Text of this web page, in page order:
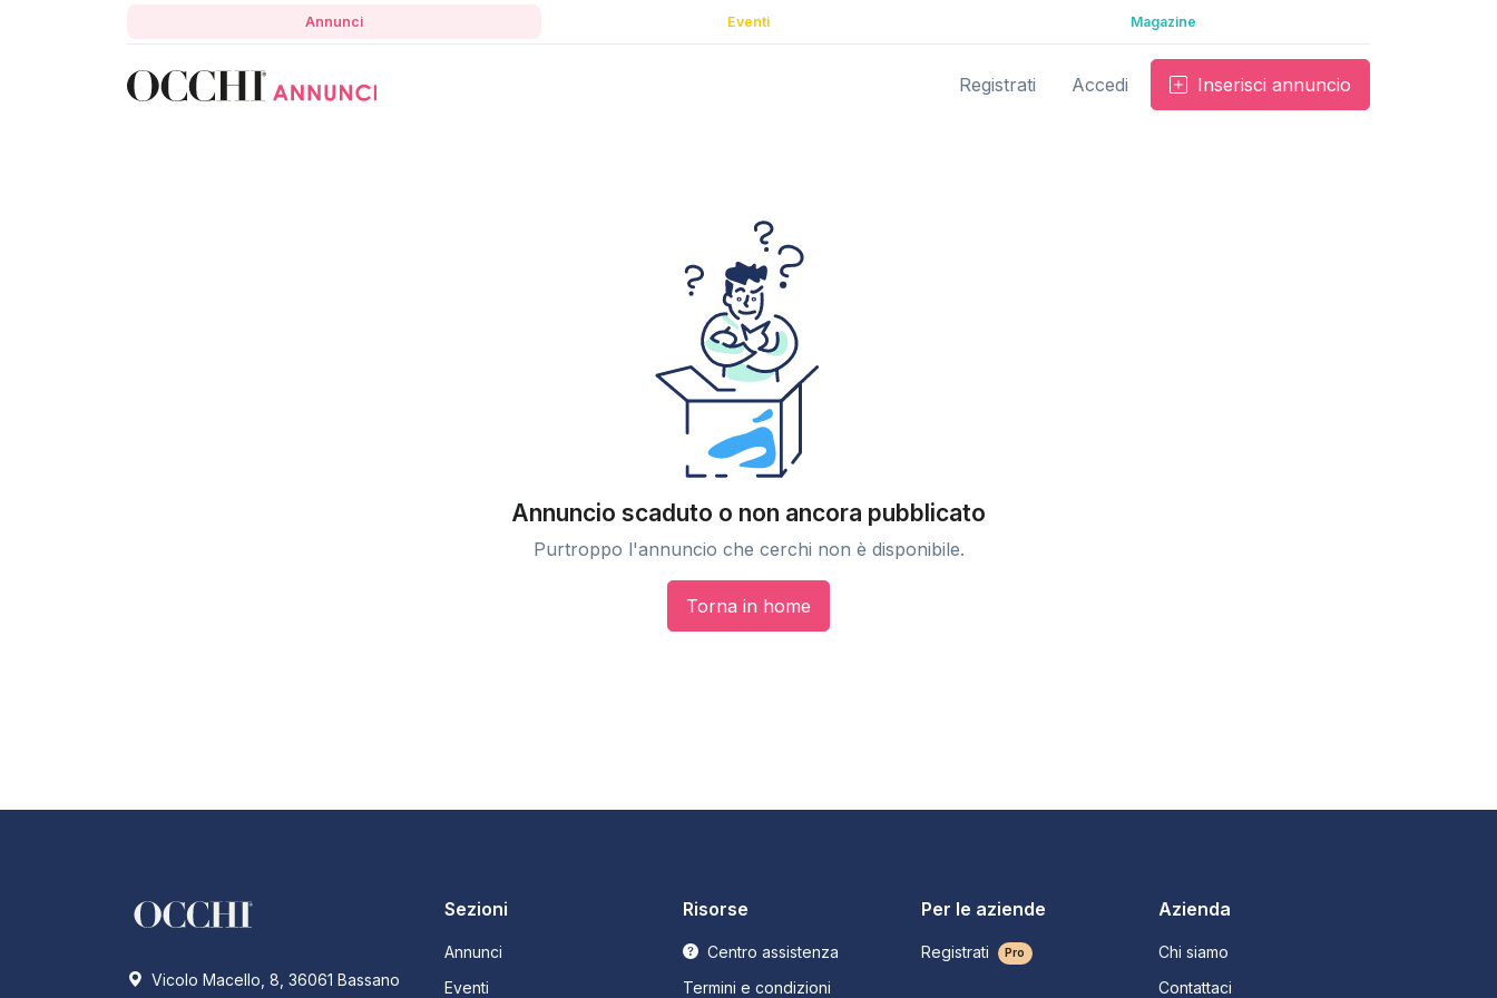
Annunci Eventi Magazine
Registrati Accedi Inserisci annuncio
Annuncio scaduto o non ancora pubblicato
Purtroppo l'annuncio che cerchi non è disponibile.
Torna in home
Vicolo Macello, 8, 36061 Bassano
Sezioni
Annunci
Eventi
Risorse
Centro assistenza
Termini e condizioni
Per le aziende
Registrati Pro
Azienda
Chi siamo
Contattaci